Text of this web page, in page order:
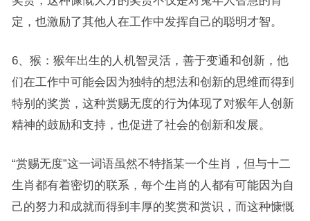
定，也激励了其他人在工作中发挥自己的聪明才智。
6、猴：猴年出生的人机智灵活，善于变通和创新，他
们在工作中可能会因为独特的想法和创新的思维而得到
特别的奖赏，这种赏赐无度的行为体现了对猴年人创新
精神的鼓励和支持，也促进了社会的创新和发展。
“赏赐无度”这一词语虽然不特指某一个生肖，但与十二
生肖都有着密切的联系，每个生肖的人都有可能因为自
己的努力和成就而得到丰厚的奖赏和赏识，而这种慷慨